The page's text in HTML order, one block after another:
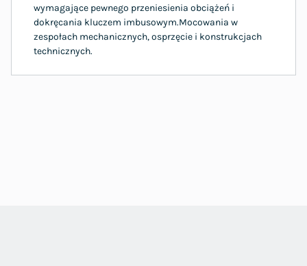
wymagające pewnego przeniesienia obciążeń i
dokręcania kluczem imbusowym.Mocowania w
zespołach mechanicznych, osprzęcie i konstrukcjach
technicznych.